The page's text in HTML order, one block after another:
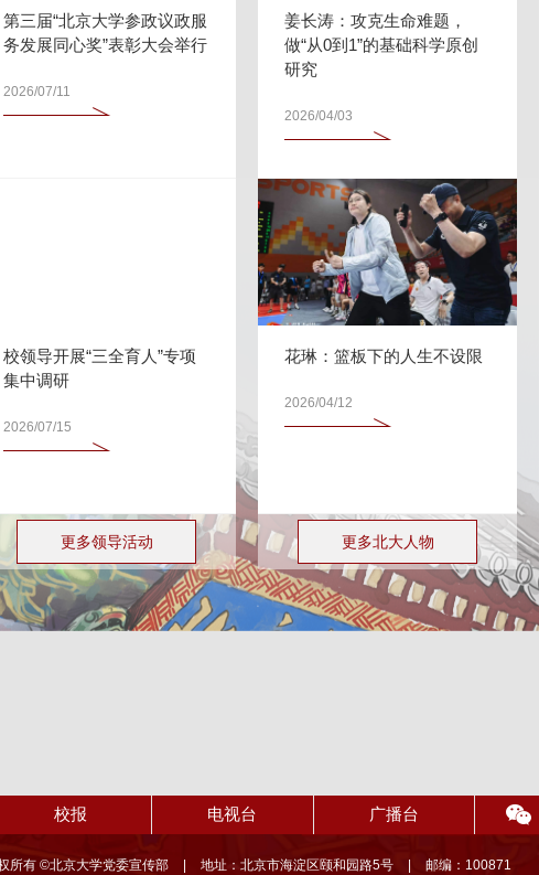
第三届“北京大学参政议政服
务发展同心奖”表彰大会举行
2026/07/11
校领导开展“三全育人”专项
集中调研
2026/07/15
更多领导活动
姜长涛：攻克生命难题，
做“从0到1”的基础科学原创
研究
2026/04/03
花琳：篮板下的人生不设限
2026/04/12
更多北大人物
校报 电视台 广播台
所有 ©北京大学党委宣传部 | 地址：北京市海淀区颐和园路5号 | 邮编：100871